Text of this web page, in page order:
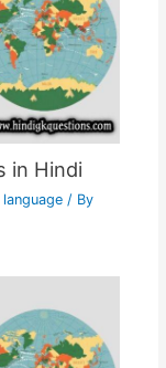
in Hindi
/ By